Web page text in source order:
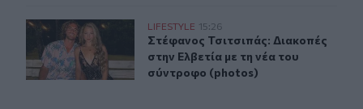
Στέφανος Τσιτσιπάς: Διακοπές στην Ελβετία με τη νέα
LIFESTYLE 15:26
Στέφανος Τσιτσιπάς: Διακοπές
Στέφανος Τσιτσιπάς: Διακοπές
στην Ελβετία με τη νέα του
σύντροφο (photos)